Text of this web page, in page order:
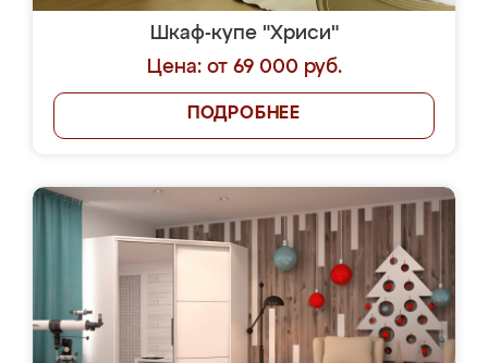
Шкаф-купе "Хриси"
Цена: от 69 000 руб.
ПОДРОБНЕЕ